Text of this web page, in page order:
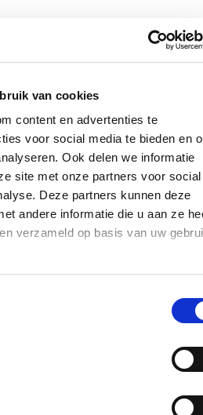
van cookies
content en advertenties te
voor social media te bieden en
Ook delen we informatie
site met onze partners voor social
Deze partners kunnen deze
andere informatie die u aan ze
verzameld op basis van uw